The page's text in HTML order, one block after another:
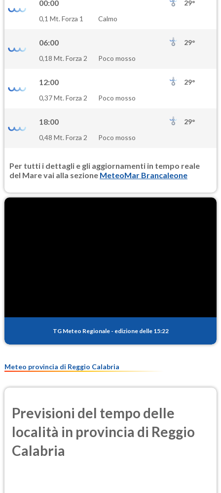
PM10
PM25
00:00
29°
0,1 Mt. Forza 1
Calmo
06:00
29°
0,18 Mt. Forza 2
Poco mosso
12:00
29°
0,37 Mt. Forza 2
Poco mosso
18:00
29°
0,48 Mt. Forza 2
Poco mosso
Per tutti i dettagli e gli aggiornamenti in tempo reale
del Mare vai alla sezione MeteoMar Brancaleone
TG Meteo Regionale - edizione delle 15:22
Meteo provincia di Reggio Calabria
Previsioni del tempo delle
località in provincia di Reggio
Calabria